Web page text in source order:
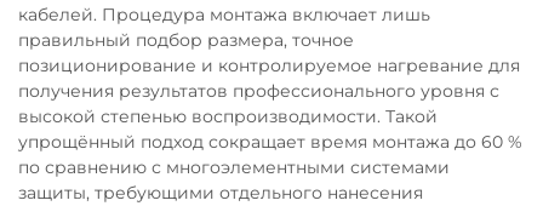
кабелей. Процедура монтажа включает лишь
правильный подбор размера, точное
позиционирование и контролируемое нагревание для
получения результатов профессионального уровня с
высокой степенью воспроизводимости. Такой
упрощённый подход сокращает время монтажа до 60 %
по сравнению с многоэлементными системами
защиты, требующими отдельного нанесения